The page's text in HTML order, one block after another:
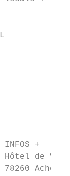
CIVIL
+
de